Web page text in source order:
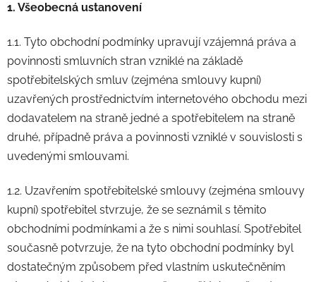
1. Všeobecná ustanovení
1.1. Tyto obchodní podmínky upravují vzájemná práva a
povinnosti smluvních stran vzniklé na základě
spotřebitelských smluv (zejména smlouvy kupní)
uzavřených prostřednictvím internetového obchodu mezi
dodavatelem na straně jedné a spotřebitelem na straně
druhé, případně práva a povinnosti vzniklé v souvislosti s
uvedenými smlouvami.
1.2. Uzavřením spotřebitelské smlouvy (zejména smlouvy
kupní) spotřebitel stvrzuje, že se seznámil s těmito
obchodními podmínkami a že s nimi souhlasí. Spotřebitel
současně potvrzuje, že na tyto obchodní podmínky byl
dostatečným způsobem před vlastním uskutečněním